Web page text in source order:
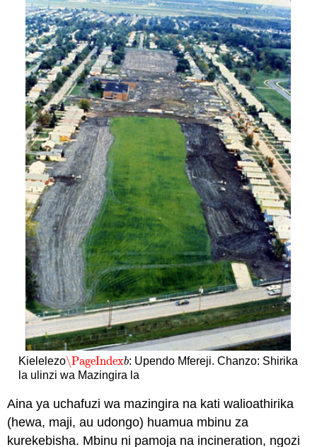
Kielelezo\PageIndexb
\PageIndexb: Upendo Mfereji. Chanzo: Shirika
la ulinzi wa Mazingira la
Aina ya uchafuzi wa mazingira na kati walioathirika
(hewa, maji, au udongo) huamua mbinu za
kurekebisha. Mbinu ni pamoja na incineration, ngozi